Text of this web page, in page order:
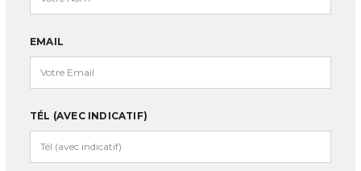
EMAIL
TÉL (AVEC INDICATIF)